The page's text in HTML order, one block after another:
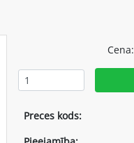
Cena:
Preces kods: